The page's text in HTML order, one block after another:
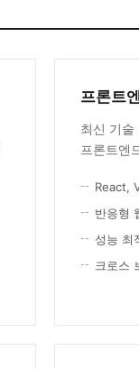
프론트
최신 기술
프론트엔
React,
반응형
성능 최
크로스